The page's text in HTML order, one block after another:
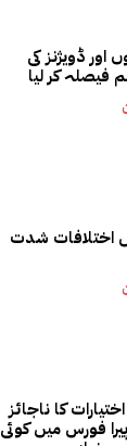
اور ڈویژنز کی
اختلافات شدت
کا ناجائز
فورس میں کوئی